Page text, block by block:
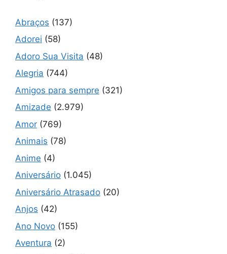
Abraços (137)
Adorei (58)
Adoro Sua Visita (48)
Alegria (744)
Amigos para sempre (321)
Amizade (2.979)
Amor (769)
Animais (78)
Anime (4)
Aniversário (1.045)
Aniversário Atrasado (20)
Anjos (42)
Ano Novo (155)
Aventura (2)